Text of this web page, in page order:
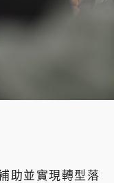
助並實現轉型落